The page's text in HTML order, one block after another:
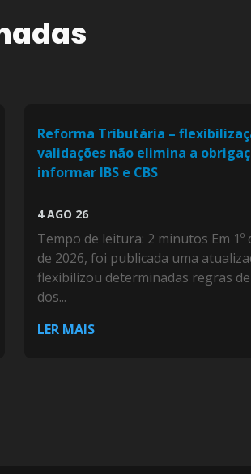
Reforma Tributária –
validações não elimina a
informar IBS e CBS
4 AGO 26
Tempo de leitura: 2 minutos Em 1º
de 2026, foi publicada uma
flexibilizou determinadas regras
dos...
LER MAIS